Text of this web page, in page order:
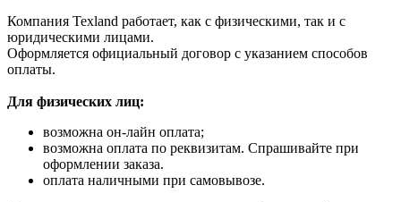
Компания Texland работает, как с физическими, так и с
юридическими лицами.
Оформляется официальный договор с указанием способов
оплаты.
Для физических лиц:
возможна он-лайн оплата;
возможна оплата по реквизитам. Спрашивайте при
оформлении заказа.
оплата наличными при самовывозе.